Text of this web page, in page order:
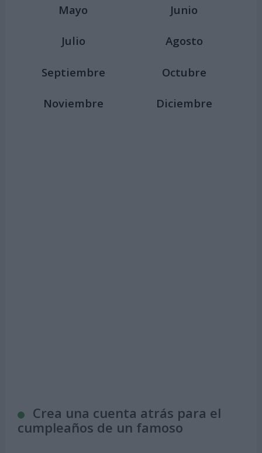
Mayo Junio
Julio Agosto
Septiembre Octubre
Noviembre Diciembre
Crea una cuenta atrás para el
cumpleaños de un famoso